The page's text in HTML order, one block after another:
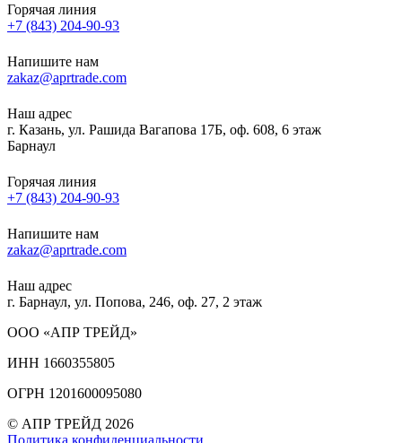
Горячая линия
+7 (843) 204-90-93
Напишите нам
zakaz@aprtrade.com
Наш адрес
г. Казань, ул. Рашида Вагапова 17Б, оф. 608, 6 этаж
Барнаул
Горячая линия
+7 (843) 204-90-93
Напишите нам
zakaz@aprtrade.com
Наш адрес
г. Барнаул, ул. Попова, 246, оф. 27, 2 этаж
ООО «АПР ТРЕЙД»
ИНН 1660355805
ОГРН 1201600095080
© АПР ТРЕЙД 2026
Политика конфиденциальности